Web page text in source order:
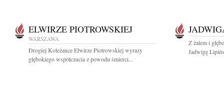
ELWIRZE PIOTROWSKIEJ
WARSZAWA
Drogiej Koleżance Elwirze Piotrowskiej wyrazy
głębokiego współczucia z powodu śmierci...
Z żalem i
Jadwigę